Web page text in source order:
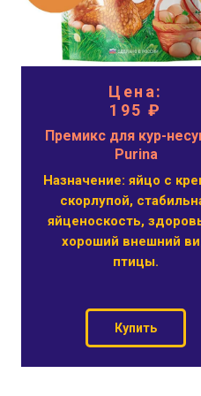
Цена:
195 ₽
Премикс для кур-
Purina
Назначение: яйцо с
скорлупой,
яйценоскость,
хороший внешний
птицы.
Купить